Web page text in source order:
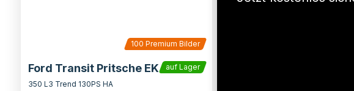
100 Premium Bilder
Ford Transit Pritsche EK
auf Lager
350 L3 Trend 130PS HA